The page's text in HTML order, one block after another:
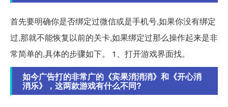
首先要明确你是否绑定过微信或是手机号,如果你没有绑定
过,那就不能恢复以前的关卡,如果绑定过那么操作起来是非
常简单的,具体的步骤如下。 1、打开游戏界面找。
如今广告打的非常广的《宾果消消消》和《开心消
消乐》，这两款游戏有什么不同?